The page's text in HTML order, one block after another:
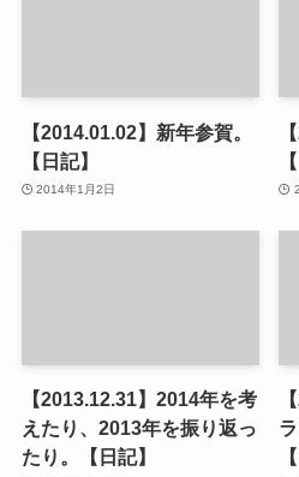
【2014.01.02】新年参賀。
【日記】
2014年1月2日
【2013.12.31】2014年を考
えたり、2013年を振り返っ
たり。【日記】